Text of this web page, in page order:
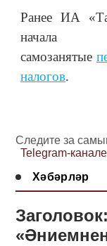
Ранее ИА
начала
самозанятые
налогов.
Следите за
Telegram-канале
Хәбәрләр